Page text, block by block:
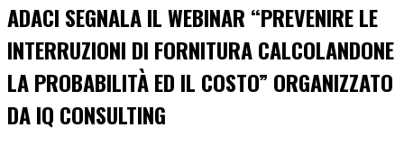
ADACI SEGNALA IL WEBINAR “PREVENIRE LE
INTERRUZIONI DI FORNITURA CALCOLANDONE
LA PROBABILITÀ ED IL COSTO” ORGANIZZATO
DA IQ CONSULTING